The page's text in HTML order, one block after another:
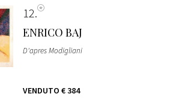
12
ENRICO BAJ
D'apres Modigliani
VENDUTO € 384